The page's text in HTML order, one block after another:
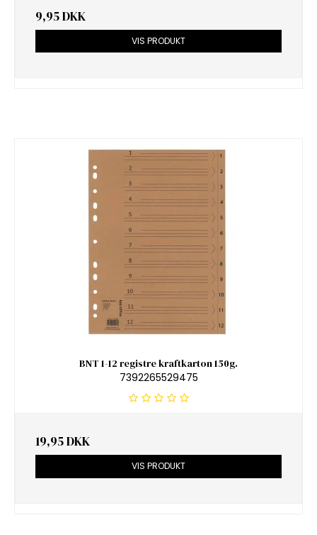
9,95 DKK
VIS PRODUKT
BNT 1-12 registre kraftkarton 150g.
7392265529475
19,95 DKK
VIS PRODUKT